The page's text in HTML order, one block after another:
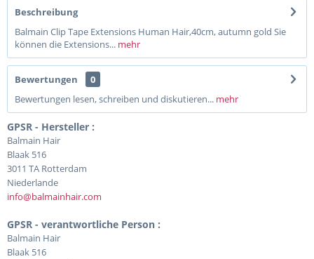
Beschreibung
Balmain Clip Tape Extensions Human Hair,40cm, autumn gold Sie
können die Extensions... mehr
Bewertungen
0
Bewertungen lesen, schreiben und diskutieren... mehr
GPSR - Hersteller :
Balmain Hair
Blaak 516
3011 TA Rotterdam
Niederlande
info@balmainhair.com
GPSR - verantwortliche Person :
Balmain Hair
Blaak 516